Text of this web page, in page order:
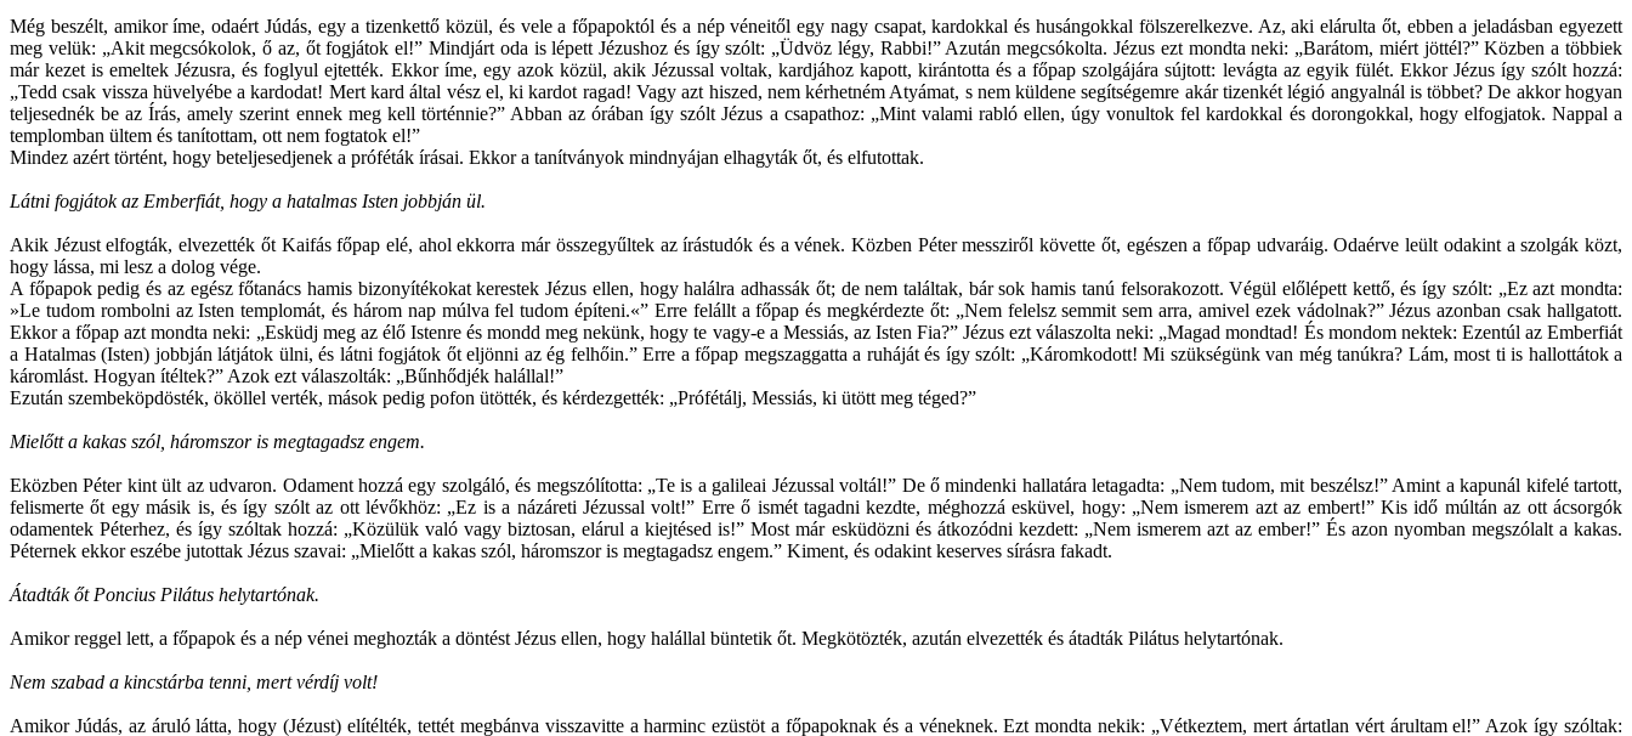
Még beszélt, amikor íme, odaért Júdás, egy a tizenkettő közül, és vele a főpapoktól és a nép véneitől egy nagy csapat, kardokkal és husángokkal fölszerelkezve. Az, aki elárulta őt, ebben a jeladásban egyezett
meg velük: „Akit megcsókolok, ő az, őt fogjátok el!” Mindjárt oda is lépett Jézushoz és így szólt: „Üdvöz légy, Rabbi!” Azután megcsókolta. Jézus ezt mondta neki: „Barátom, miért jöttél?” Közben a többiek
már kezet is emeltek Jézusra, és foglyul ejtették. Ekkor íme, egy azok közül, akik Jézussal voltak, kardjához kapott, kirántotta és a főpap szolgájára sújtott: levágta az egyik fülét. Ekkor Jézus így szólt hozzá:
„Tedd csak vissza hüvelyébe a kardodat! Mert kard által vész el, ki kardot ragad! Vagy azt hiszed, nem kérhetném Atyámat, s nem küldene segítségemre akár tizenkét légió angyalnál is többet? De akkor hogyan
teljesednék be az Írás, amely szerint ennek meg kell történnie?” Abban az órában így szólt Jézus a csapathoz: „Mint valami rabló ellen, úgy vonultok fel kardokkal és dorongokkal, hogy elfogjatok. Nappal a
templomban ültem és tanítottam, ott nem fogtatok el!”
Mindez azért történt, hogy beteljesedjenek a próféták írásai. Ekkor a tanítványok mindnyájan elhagyták őt, és elfutottak.
Látni fogjátok az Emberfiát, hogy a hatalmas Isten jobbján ül.
Akik Jézust elfogták, elvezették őt Kaifás főpap elé, ahol ekkorra már összegyűltek az írástudók és a vének. Közben Péter messziről követte őt, egészen a főpap udvaráig. Odaérve leült odakint a szolgák közt,
hogy lássa, mi lesz a dolog vége.
A főpapok pedig és az egész főtanács hamis bizonyítékokat kerestek Jézus ellen, hogy halálra adhassák őt; de nem találtak, bár sok hamis tanú felsorakozott. Végül előlépett kettő, és így szólt: „Ez azt mondta:
»Le tudom rombolni az Isten templomát, és három nap múlva fel tudom építeni.«” Erre felállt a főpap és megkérdezte őt: „Nem felelsz semmit sem arra, amivel ezek vádolnak?” Jézus azonban csak hallgatott.
Ekkor a főpap azt mondta neki: „Esküdj meg az élő Istenre és mondd meg nekünk, hogy te vagy-e a Messiás, az Isten Fia?” Jézus ezt válaszolta neki: „Magad mondtad! És mondom nektek: Ezentúl az Emberfiát
a Hatalmas (Isten) jobbján látjátok ülni, és látni fogjátok őt eljönni az ég felhőin.” Erre a főpap megszaggatta a ruháját és így szólt: „Káromkodott! Mi szükségünk van még tanúkra? Lám, most ti is hallottátok a
káromlást. Hogyan ítéltek?” Azok ezt válaszolták: „Bűnhődjék halállal!”
Ezután szembeköpdösték, ököllel verték, mások pedig pofon ütötték, és kérdezgették: „Prófétálj, Messiás, ki ütött meg téged?”
Mielőtt a kakas szól, háromszor is megtagadsz engem.
Eközben Péter kint ült az udvaron. Odament hozzá egy szolgáló, és megszólította: „Te is a galileai Jézussal voltál!” De ő mindenki hallatára letagadta: „Nem tudom, mit beszélsz!” Amint a kapunál kifelé tartott,
felismerte őt egy másik is, és így szólt az ott lévőkhöz: „Ez is a názáreti Jézussal volt!” Erre ő ismét tagadni kezdte, méghozzá esküvel, hogy: „Nem ismerem azt az embert!” Kis idő múltán az ott ácsorgók
odamentek Péterhez, és így szóltak hozzá: „Közülük való vagy biztosan, elárul a kiejtésed is!” Most már esküdözni és átkozódni kezdett: „Nem ismerem azt az ember!” És azon nyomban megszólalt a kakas.
Péternek ekkor eszébe jutottak Jézus szavai: „Mielőtt a kakas szól, háromszor is megtagadsz engem.” Kiment, és odakint keserves sírásra fakadt.
Átadták őt Poncius Pilátus helytartónak.
Amikor reggel lett, a főpapok és a nép vénei meghozták a döntést Jézus ellen, hogy halállal büntetik őt. Megkötözték, azután elvezették és átadták Pilátus helytartónak.
Nem szabad a kincstárba tenni, mert vérdíj volt!
Amikor Júdás, az áruló látta, hogy (Jézust) elítélték, tettét megbánva visszavitte a harminc ezüstöt a főpapoknak és a véneknek. Ezt mondta nekik: „Vétkeztem, mert ártatlan vért árultam el!” Azok így szóltak: